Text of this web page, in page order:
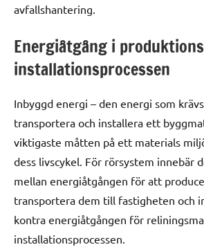
avfallshantering.
Energiåtgång i
installationsprocessen
Inbyggd energi – den energi som
transportera och installera ett
viktigaste måtten på ett materials
dess livscykel. För rörsystem innebär
mellan energiåtgången för att
transportera dem till fastigheten och
kontra energiåtgången för
installationsprocessen.